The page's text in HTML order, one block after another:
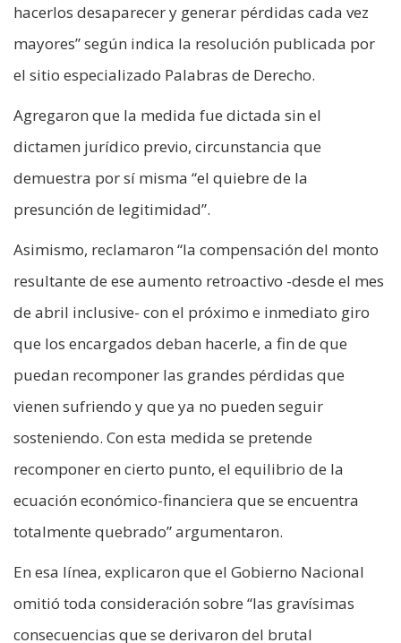
hacerlos desaparecer y generar pérdidas cada vez
mayores” según indica la resolución publicada por
el sitio especializado Palabras de Derecho.
Agregaron que la medida fue dictada sin el
dictamen jurídico previo, circunstancia que
demuestra por sí misma “el quiebre de la
presunción de legitimidad”.
Asimismo, reclamaron “la compensación del monto
resultante de ese aumento retroactivo -desde el mes
de abril inclusive- con el próximo e inmediato giro
que los encargados deban hacerle, a fin de que
puedan recomponer las grandes pérdidas que
vienen sufriendo y que ya no pueden seguir
sosteniendo. Con esta medida se pretende
recomponer en cierto punto, el equilibrio de la
ecuación económico-financiera que se encuentra
totalmente quebrado” argumentaron.
En esa línea, explicaron que el Gobierno Nacional
omitió toda consideración sobre “las gravísimas
consecuencias que se derivaron del brutal